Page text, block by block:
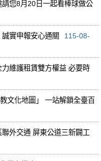
請您8月20日一起看棒球做公
實申報安心通關
115-08-
維護租賃雙方權益 必要時
文化地圖」 一站解鎖全臺百
外交通 屏東公道三新闢工